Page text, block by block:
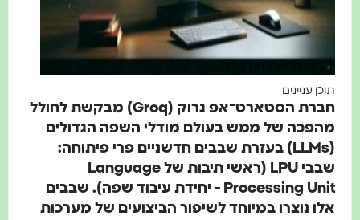
תוכן עניינים
חברת הסטארט־אפ גרוק (Groq) מבקשת לחולל
מהפכה של ממש בעולם מודלי השפה הגדולים
(LLMs) בעזרת
שבבים חדשניים פרי פיתוחה:
שבבי LPU (ראשי תיבות של Language
Processing Unit - יחידת עיבוד שפה). שבבים
אלו נוצרו במיוחד לשיפור הביצועים של מערכות